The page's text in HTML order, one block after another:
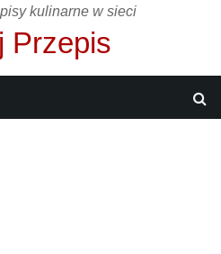
kulinarne w sieci
Przepis